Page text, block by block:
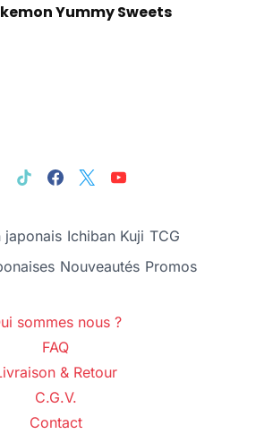
Yummy Sweets
japonais Ichiban Kuji TCG
Nouveautés Promos
sommes nous ?
FAQ
& Retour
C.G.V.
Contact